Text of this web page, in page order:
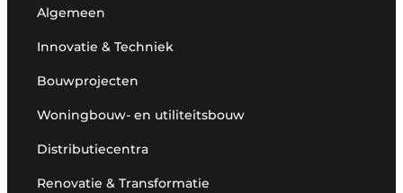
Algemeen
Innovatie & Techniek
Bouwprojecten
Woningbouw- en utiliteitsbouw
Distributiecentra
Renovatie & Transformatie